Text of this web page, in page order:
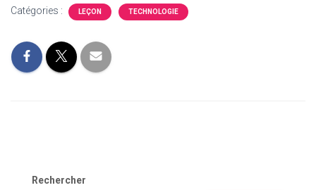
Catégories : LEÇON TECHNOLOGIE
Rechercher